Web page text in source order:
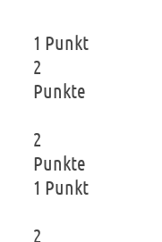
1 Punkt
2
Punkte
2
Punkte
1 Punkt
2